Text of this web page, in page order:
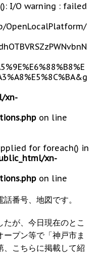
I/O warning : failed
OpenLocalPlatform/
xn-
on line
for foreach() in
xn-
on line
番号、地図です。
が、今日現在のとこ
プン等で「神戸市ま
、こちらに掲載して紹